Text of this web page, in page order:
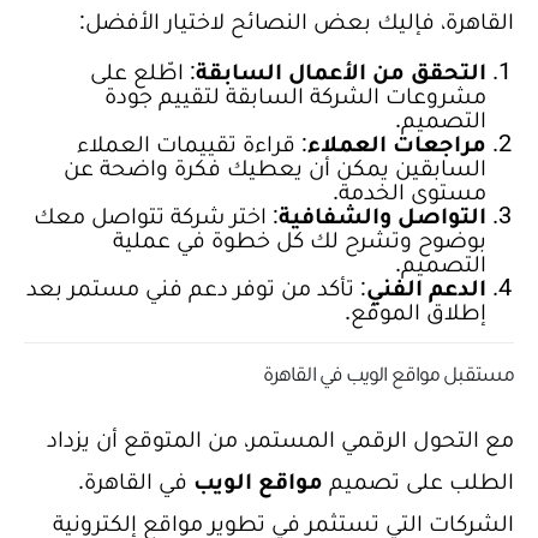
القاهرة، فإليك بعض النصائح لاختيار الأفضل:
التحقق من الأعمال السابقة: اطّلع على
مشروعات الشركة السابقة لتقييم جودة
التصميم.
مراجعات العملاء: قراءة تقييمات العملاء
السابقين يمكن أن يعطيك فكرة واضحة عن
مستوى الخدمة.
التواصل والشفافية: اختر شركة تتواصل معك
بوضوح وتشرح لك كل خطوة في عملية
التصميم.
الدعم الفني: تأكد من توفر دعم فني مستمر بعد
إطلاق الموقع.
مستقبل مواقع الويب في القاهرة
مع التحول الرقمي المستمر، من المتوقع أن يزداد
الطلب على تصميم مواقع الويب في القاهرة.
الشركات التي تستثمر في تطوير مواقع إلكترونية